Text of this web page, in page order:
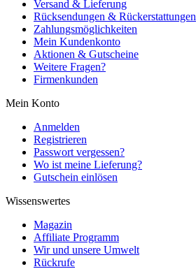
Versand & Lieferung
Rücksendungen & Rückerstattungen
Zahlungsmöglichkeiten
Mein Kundenkonto
Aktionen & Gutscheine
Weitere Fragen?
Firmenkunden
Mein Konto
Anmelden
Registrieren
Passwort vergessen?
Wo ist meine Lieferung?
Gutschein einlösen
Wissenswertes
Magazin
Affiliate Programm
Wir und unsere Umwelt
Rückrufe